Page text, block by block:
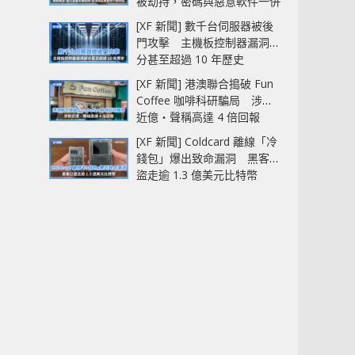
中招
[XF 新聞] 數千台伺服器被後
門攻擊 主機板控制器漏洞部
分甚至超過 10 年歷史
[XF 新聞] 港澳聯合搗破 Fun
Coffee 咖啡科研騙局 涉款
近億‧聲稱高達 4 倍回報
[XF 新聞] Coldcard 離線「冷
錢包」爆出致命漏洞 黑客已
盜走逾 1.3 億美元比特幣